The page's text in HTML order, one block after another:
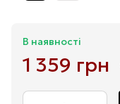
В наявності
1 359 грн